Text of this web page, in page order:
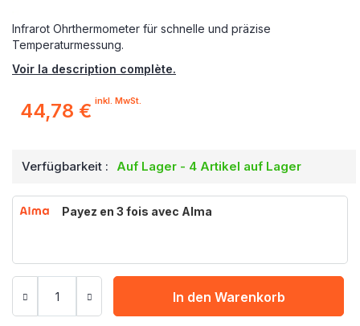
Infrarot Ohrthermometer für schnelle und präzise
Temperaturmessung.
Voir la description complète.
44,78 € inkl. MwSt.
Verfügbarkeit : Auf Lager - 4 Artikel auf Lager
Payez en 3 fois avec Alma
In den Warenkorb